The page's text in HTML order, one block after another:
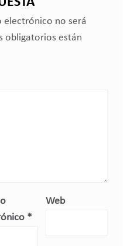
electrónico no será
obligatorios están
*
Web